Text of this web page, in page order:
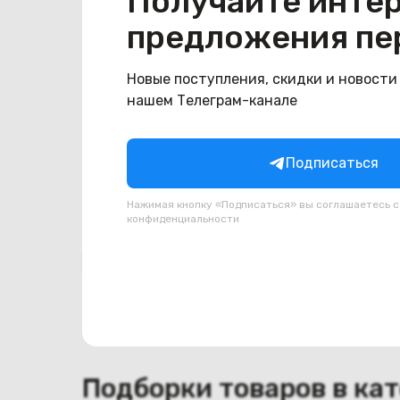
предложения
Новые поступления, скидки и
нашем Телеграм-канале
Подписаться
Нажимая кнопку «Подписаться» вы соглашаетесь
конфиденциальности
Общая информация
Производитель
Asus
Состояние
Состояние удовлетворительное
Подборки товаров в